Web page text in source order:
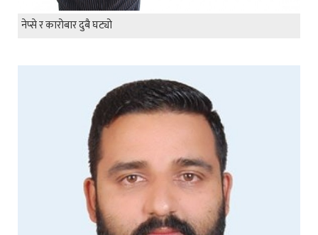
नेप्से र कारोबार दुबै घट्यो